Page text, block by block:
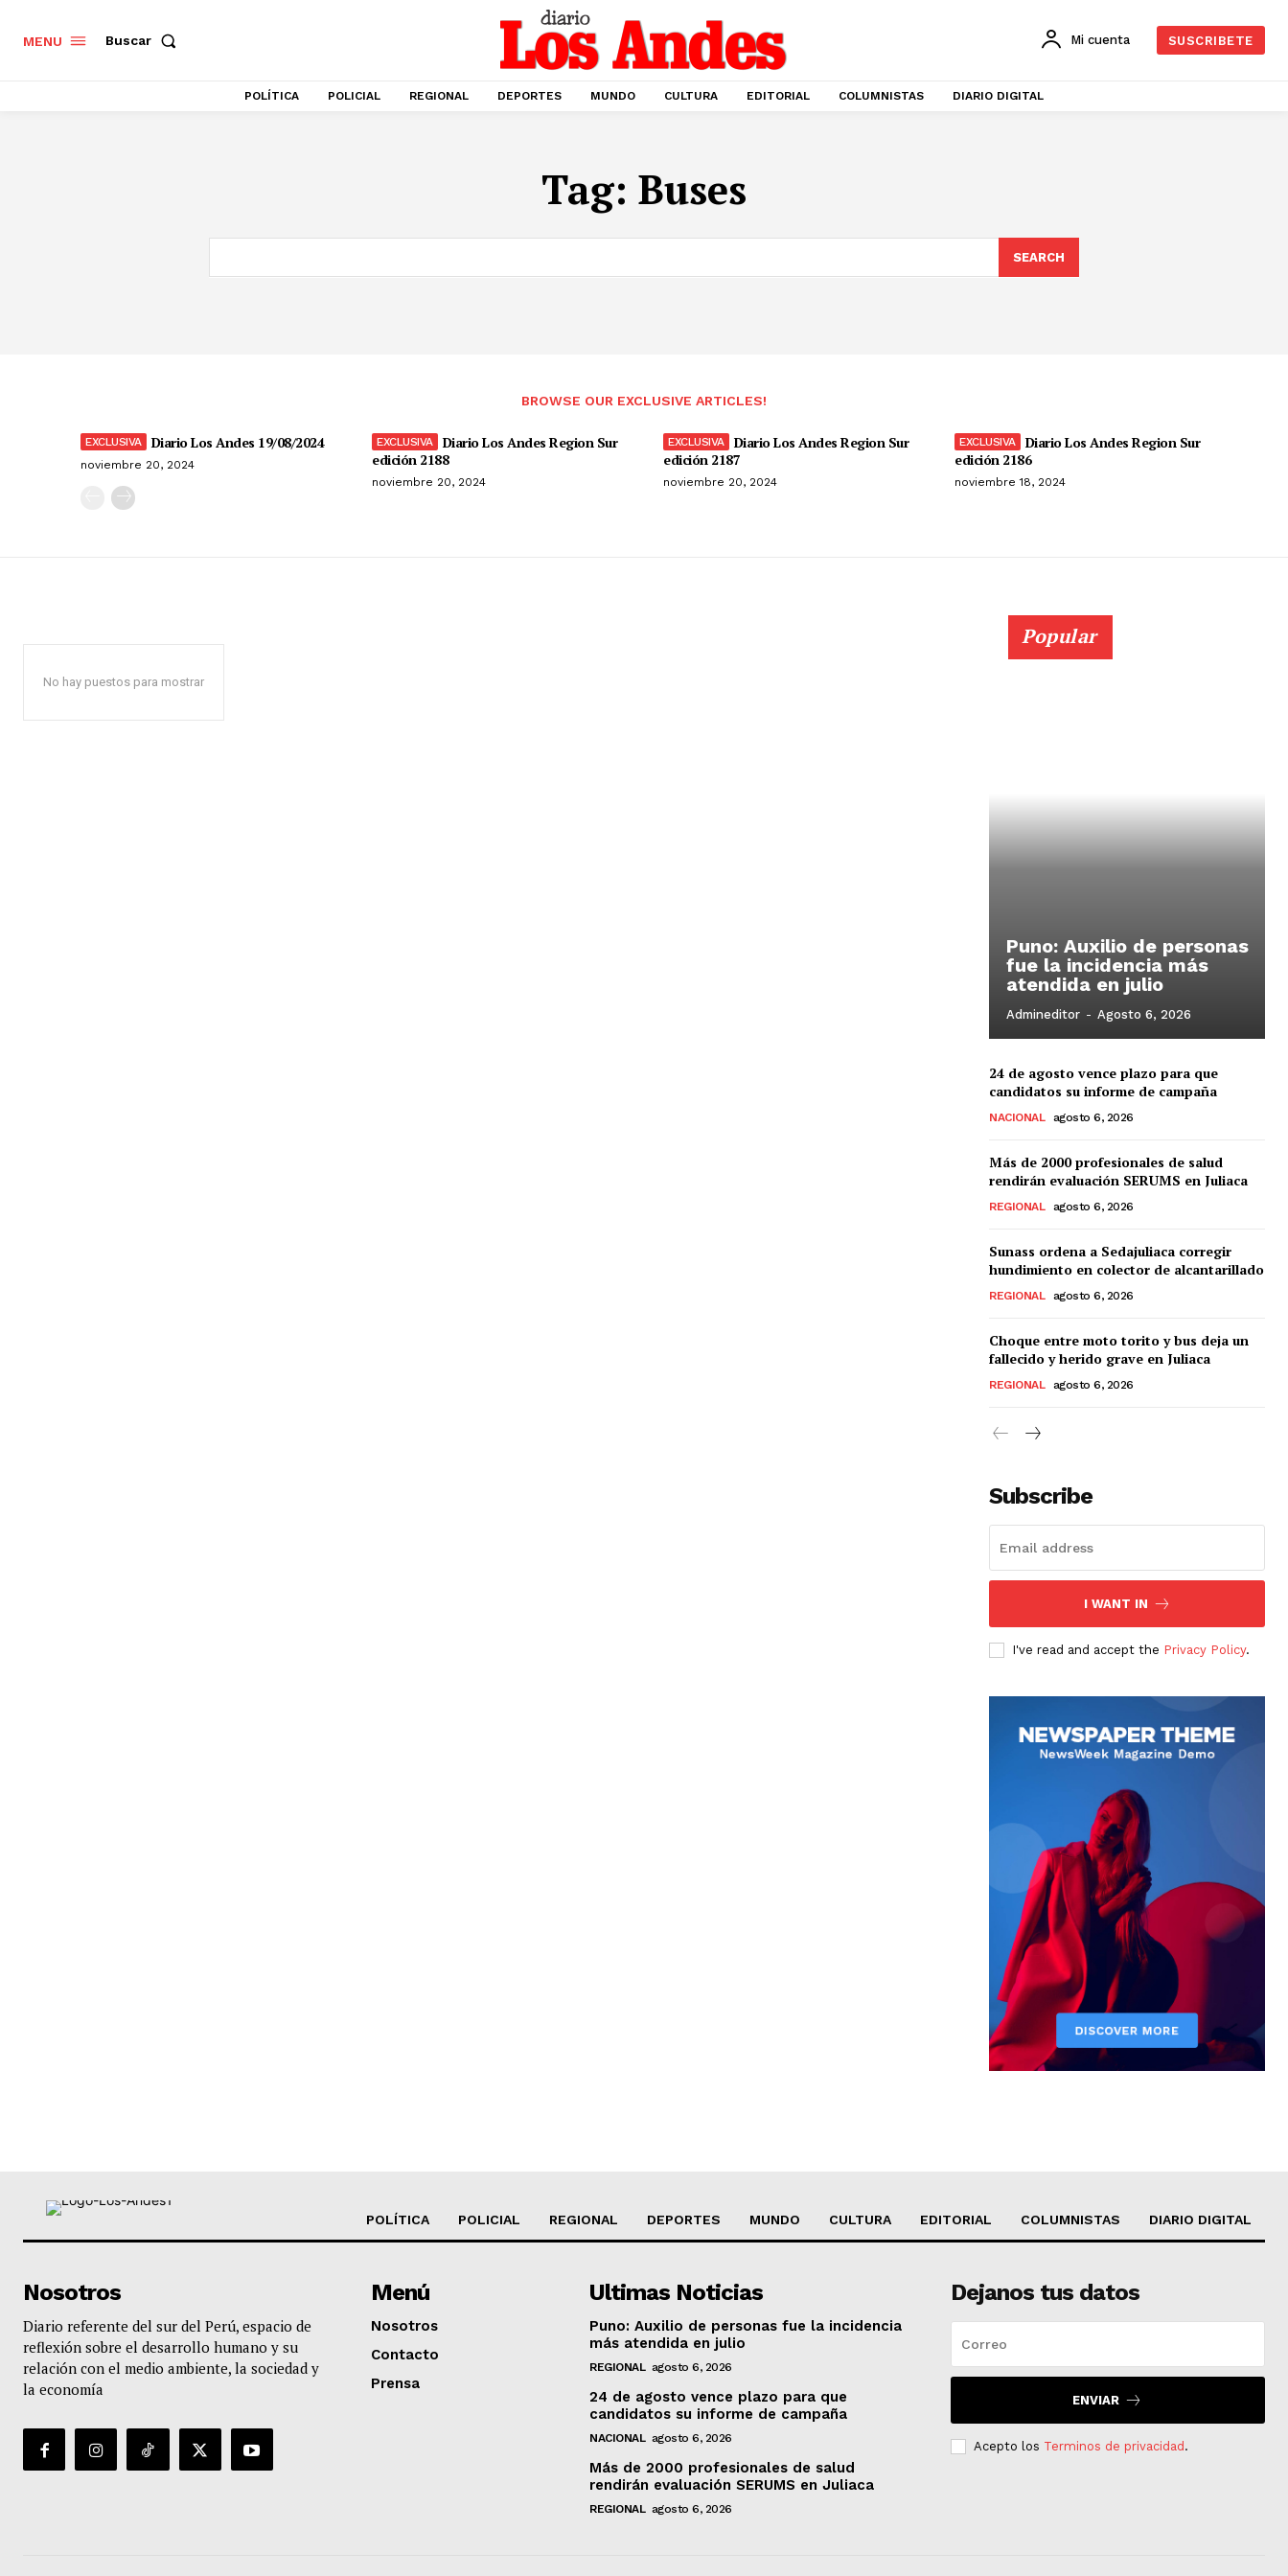
MENU Buscar Mi cuenta SUSCRIBETE
POLÍTICA POLICIAL REGIONAL DEPORTES MUNDO CULTURA EDITORIAL COLUMNISTAS DIARIO DIGITAL
Tag: Buses
SEARCH
BROWSE OUR EXCLUSIVE ARTICLES!
Diario Los Andes 19/08/2024
noviembre 20, 2024
Diario Los Andes Region Sur
edición 2188
noviembre 20, 2024
Diario Los Andes Region Sur
edición 2187
noviembre 20, 2024
Diario Los Andes Region Sur
edición 2186
noviembre 18, 2024
No hay puestos para mostrar
Popular
Puno: Auxilio de personas
fue la incidencia más
atendida en julio
Admineditor - Agosto 6, 2026
24 de agosto vence plazo para que
candidatos su informe de campaña
NACIONAL agosto 6, 2026
Más de 2000 profesionales de salud
rendirán evaluación SERUMS en Juliaca
REGIONAL agosto 6, 2026
Sunass ordena a Sedajuliaca corregir
hundimiento en colector de alcantarillado
REGIONAL agosto 6, 2026
Choque entre moto torito y bus deja un
fallecido y herido grave en Juliaca
REGIONAL agosto 6, 2026
Subscribe
I WANT IN
I've read and accept the Privacy Policy.
POLÍTICA POLICIAL REGIONAL DEPORTES MUNDO CULTURA EDITORIAL COLUMNISTAS DIARIO DIGITAL
Nosotros
Diario referente del sur del Perú, espacio de
reflexión sobre el desarrollo humano y su
relación con el medio ambiente, la sociedad y
la economía
Menú
Nosotros
Contacto
Prensa
Ultimas Noticias
Puno: Auxilio de personas fue la incidencia
más atendida en julio
REGIONAL agosto 6, 2026
24 de agosto vence plazo para que
candidatos su informe de campaña
NACIONAL agosto 6, 2026
Más de 2000 profesionales de salud
rendirán evaluación SERUMS en Juliaca
REGIONAL agosto 6, 2026
Dejanos tus datos
ENVIAR
Acepto los Terminos de privacidad .